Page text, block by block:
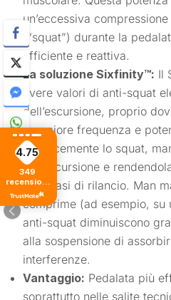
un’eccessiva
(“squat”) durante la
efficiente e reattiva.
La soluzione Sixfinity™: Il
avere valori di anti-squat
dell’escursione, proprio
maggiore frequenza e
efficacemente lo squat,
sull’escursione e
nelle fasi di rilancio. Man
comprime (ad esempio,
anti-squat diminuiscono
alla sospensione di
interferenze.
Vantaggio: Pedalata più
soprattutto nelle salite
4.75
349
recensioni
di tutti i